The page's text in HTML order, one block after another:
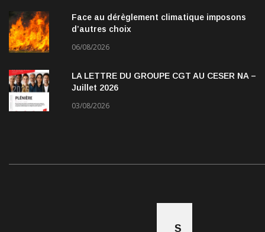
Face au dérèglement climatique imposons
d’autres choix
06/08/2026
LA LETTRE DU GROUPE CGT AU CESER NA –
Juillet 2026
03/08/2026
S